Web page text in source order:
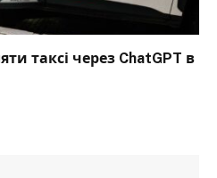
таксі через ChatGPT в